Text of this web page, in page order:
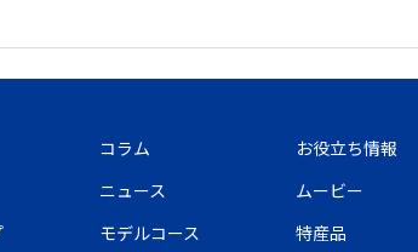
コラム お役立ち情報
ニュース ムービー
モデルコース 特産品